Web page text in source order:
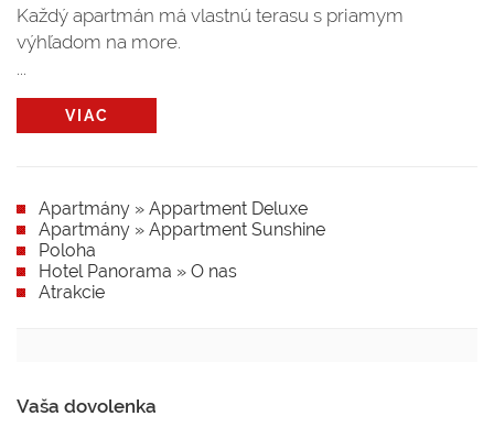
Každý apartmán má vlastnú terasu s priamym
výhľadom na more.
...
VIAC
Apartmány » Appartment Deluxe
Apartmány » Appartment Sunshine
Poloha
Hotel Panorama » O nas
Atrakcie
Vaša dovolenka